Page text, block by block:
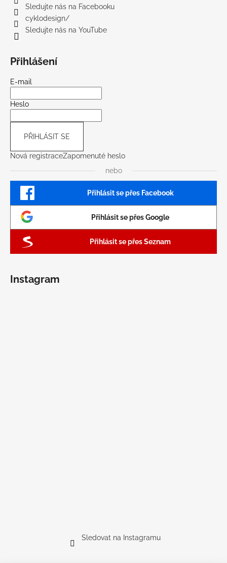
Sledujte nás na Facebooku
cyklodesign/
Sledujte nás na YouTube
Přihlášení
E-mail
Heslo
PŘIHLÁSIT SE
Nová registraceZapomenuté heslo
nebo
Přihlásit se přes Facebook
Přihlásit se přes Google
Přihlásit se přes Seznam
Instagram
Sledovat na Instagramu